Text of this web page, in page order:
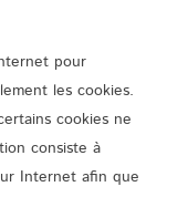
pour
les cookies.
cookies ne
consiste à
Internet afin que